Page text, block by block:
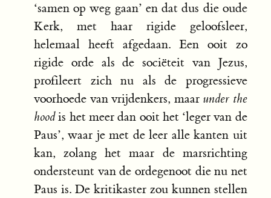
‘samen op weg gaan’ en dat dus die oude
Kerk, met haar rigide geloofsleer,
helemaal heeft afgedaan. Een ooit zo
rigide orde als de sociëteit van Jezus,
profileert zich nu als de progressieve
voorhoede van vrijdenkers, maar under the
hoodis het meer dan ooit het ‘leger van de
Paus’, waar je met de leer alle kanten uit
kan, zolang het maar de marsrichting
ondersteunt van de ordegenoot die nu net
Paus is. De kritikaster zou kunnen stellen